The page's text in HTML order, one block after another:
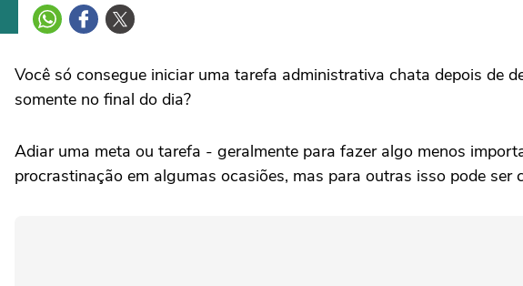
Você só consegue iniciar uma tarefa administrativa chata depois de
somente no final do dia?
Adiar uma meta ou tarefa - geralmente para fazer algo menos
procrastinação em algumas ocasiões, mas para outras isso pode ser